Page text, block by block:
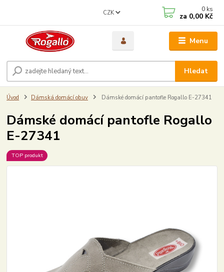
Menu
CZK
Hledat
0 ks
za 0,00 Kč
Úvod Dámská domácí obuv Dámské domácí pantofle Rogallo E-27341
Dámské domácí pantofle Rogallo
E-27341
TOP produkt